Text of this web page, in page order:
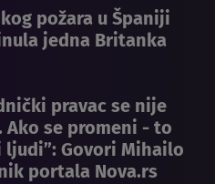
požara u Španiji
jedna Britanka
pravac se nije
se promeni - to
Govori Mihailo
portala Nova.rs